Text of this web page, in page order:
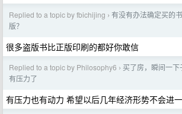
Replied to a topic by fbichijing › 有没有办法确定买的
版？
很多盗版书比正版印刷的都好你敢信
Replied to a topic by Philosophy6 › 买了房，瞬间一下
有压力了
有压力也有动力 希望以后几年经济形势不会进